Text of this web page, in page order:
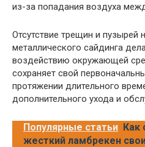
из-за попадания воздуха
Отсутствие трещин и пузырей
металлического сайдинга
воздействию окружающей
сохраняет свой
протяжении длительного
дополнительного ухода и
Популярные статьи Как
жесткий ламбрекен